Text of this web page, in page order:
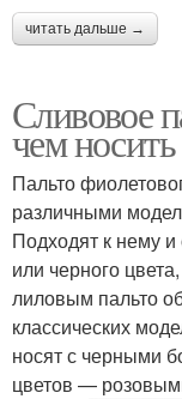
читать дальше →
Сливовое
чем
Пальто
различными
Подходят к нему
или черного
лиловым пальто
классических
носят с черными
цветов —